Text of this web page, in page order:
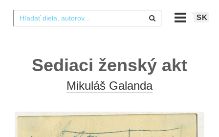
SK
Sediaci ženský akt
Mikuláš Galanda